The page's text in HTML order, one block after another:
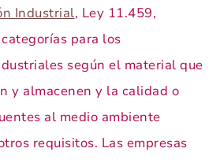
Industrial, Ley 11.459,
para los
según el material que
y almacenen y la calidad o
al medio ambiente
requisitos. Las empresas